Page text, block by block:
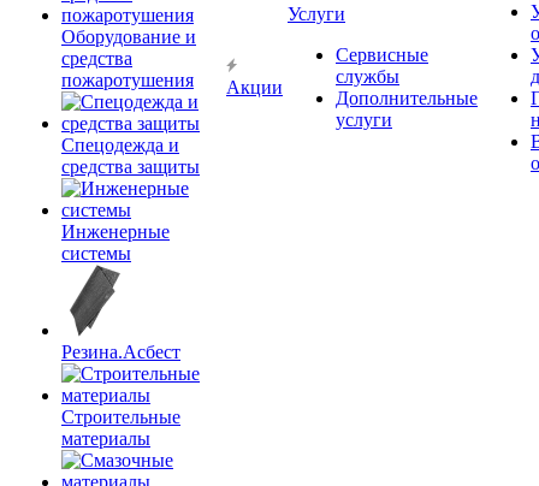
Оборудование и
средства
пожаротушения
Спецодежда и
средства защиты
Инженерные
системы
Резина.Асбест
Строительные
материалы
Акции
Услуги
Сервисные
службы
Дополнительные
услуги